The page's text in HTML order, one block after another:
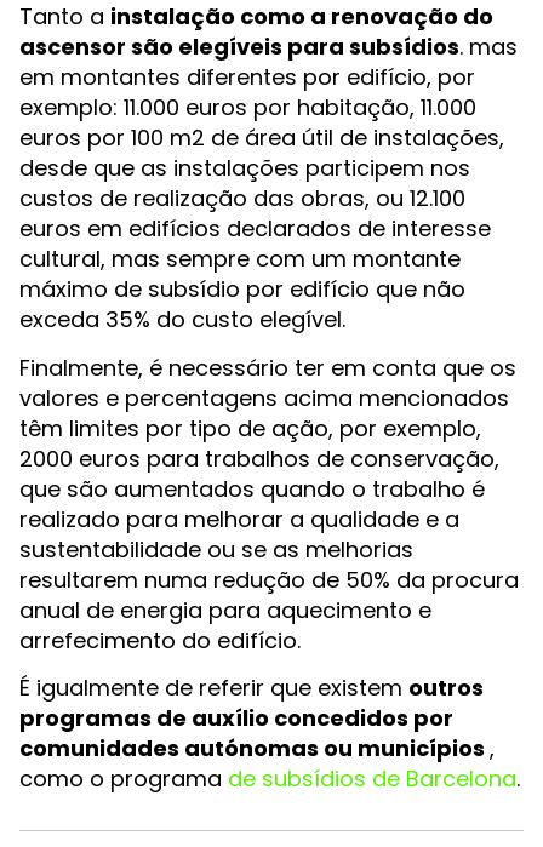
Tanto a instalação como a renovação do
ascensor são elegíveis para subsídios. mas
em montantes diferentes por edifício, por
exemplo: 11.000 euros por habitação, 11.000
euros por 100 m2 de área útil de instalações,
desde que as instalações participem nos
custos de realização das obras, ou 12.100
euros em edifícios declarados de interesse
cultural, mas sempre com um montante
máximo de subsídio por edifício que não
exceda 35% do custo elegível.
Finalmente, é necessário ter em conta que os
valores e percentagens acima mencionados
têm limites por tipo de ação, por exemplo,
2000 euros para trabalhos de conservação,
que são aumentados quando o trabalho é
realizado para melhorar a qualidade e a
sustentabilidade ou se as melhorias
resultarem numa redução de 50% da procura
anual de energia para aquecimento e
arrefecimento do edifício.
É igualmente de referir que existem outros
programas de auxílio concedidos por
comunidades autónomas ou municípios ,
como o programa de subsídios de Barcelona.